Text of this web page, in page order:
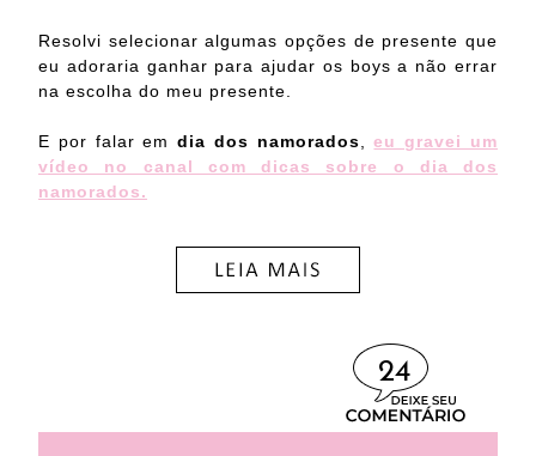
Resolvi selecionar algumas opções de presente que
eu adoraria ganhar para ajudar os boys a não errar
na escolha do meu presente.
E por falar emdia dos namorados,eu gravei um
vídeo no canal com dicas sobre o dia dos
namorados.
24